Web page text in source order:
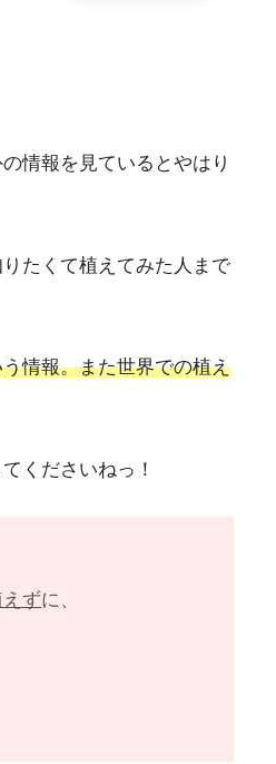
情報を見ているとやはり
たくて植えてみた人まで
情報。また世界での植え
くださいねっ！
ずに、